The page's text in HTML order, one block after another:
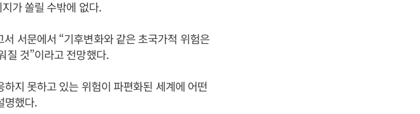
가 쏠릴 수밖에 없다.
서문에서 “기후변화와 같은 초국가적 위험은
질 것”이라고 전망했다.
지 못하고 있는 위험이 파편화된 세계에 어떤
명했다.